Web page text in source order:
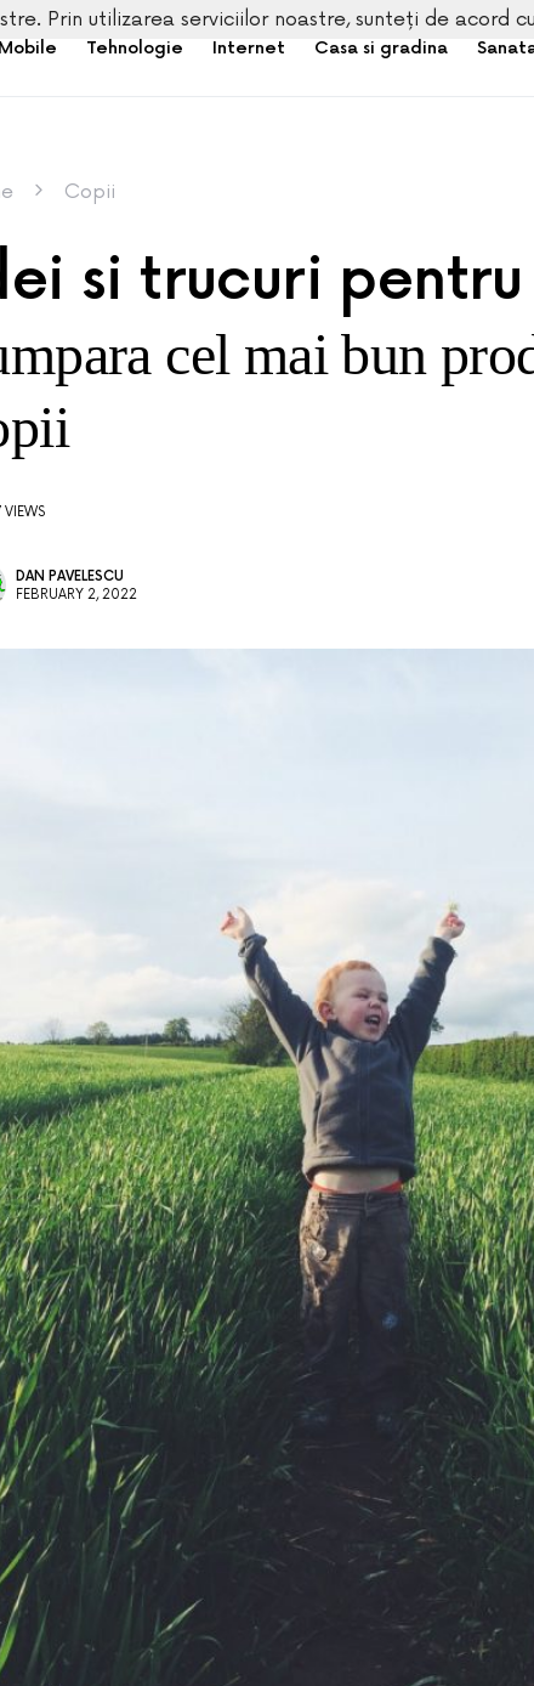
Tehnologie Internet Casa si gradina
Copii
si trucuri
cel mai bun
DAN PAVELESCU
FEBRUARY 2, 2022
Prin utilizarea serviciilor noastre, sunteți de acord